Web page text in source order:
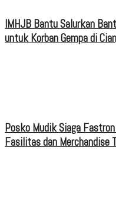
IMHJB Bantu Salurkan
untuk Korban Gempa di
Posko Mudik Siaga
Fasilitas dan Merchandise